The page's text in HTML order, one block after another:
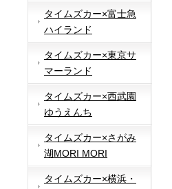
タイムズカー×富士急
ハイランド
タイムズカー×東京サ
マーランド
タイムズカー×西武園
ゆうえんち
タイムズカー×さがみ
湖MORI MORI
タイムズカー×横浜・